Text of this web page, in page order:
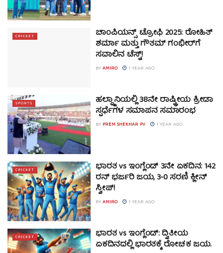
CRICKET ಚಾಂಪಿಯನ್ಸ್ ಟ್ರೋಫಿ 2025: ರೋಹಿತ್
ಶರ್ಮಾ ಮತ್ತು ಗೌತಮ್ ಗಂಭೀರ್‌ಗೆ
ಸವಾಲಿನ ಟೆಸ್ಟ್!
BYAMIRO 1 YEAR AGO
SPORTS ಹಲ್ದ್ವಾನಿಯಲ್ಲಿ 38ನೇ ರಾಷ್ಟ್ರೀಯ ಕ್ರೀಡಾ
ಸ್ಪರ್ಧೆಗಳ ಸಮಾಪನ ಸಮಾರಂಭ
BY PREM SHEKHAR PV 1 YEAR AGO
CRICKET ಭಾರತ vs ಇಂಗ್ಲೆಂಡ್ 3ನೇ ಏಕದಿನ: 142
ರನ್ ಭರ್ಜರಿ ಜಯ, 3-0 ಸರಣಿ ಕ್ಲೀನ್
ಸ್ವೀಪ್!
BYAMIRO 1 YEAR AGO
CRICKET ಭಾರತ vs ಇಂಗ್ಲೆಂಡ್: ದ್ವಿತೀಯ
ಏಕದಿನದಲ್ಲಿ ಭಾರತಕ್ಕೆ ರೋಚಕ ಜಯ.